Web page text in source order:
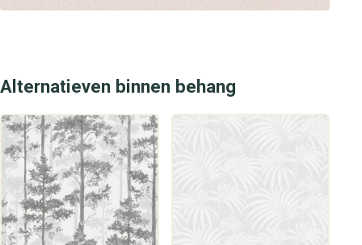
Alternatieven binnen behang